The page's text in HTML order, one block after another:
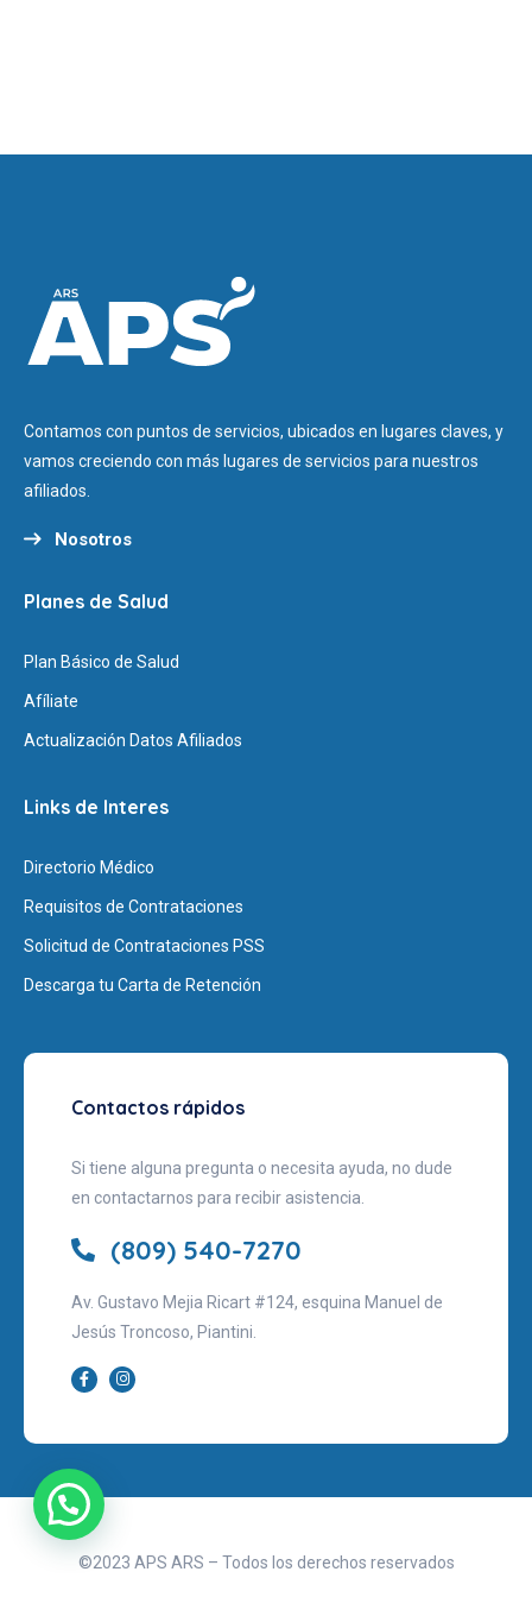
Contamos con puntos de servicios, ubicados en lugares claves, y
vamos creciendo con más lugares de servicios para nuestros
afiliados.
Nosotros
Planes de Salud
Plan Básico de Salud
Afíliate
Actualización Datos Afiliados
Links de Interes
Directorio Médico
Requisitos de Contrataciones
Solicitud de Contrataciones PSS
Descarga tu Carta de Retención
Contactos rápidos
Si tiene alguna pregunta o necesita ayuda, no dude
en contactarnos para recibir asistencia.
(809) 540-7270
Av. Gustavo Mejia Ricart #124, esquina Manuel de
Jesús Troncoso, Piantini.
©2023 APS ARS – Todos los derechos reservados